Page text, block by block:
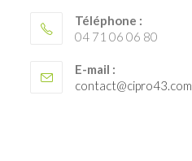
Téléphone :
04 71 06 06 80
E-mail :
contact@cipro43.com